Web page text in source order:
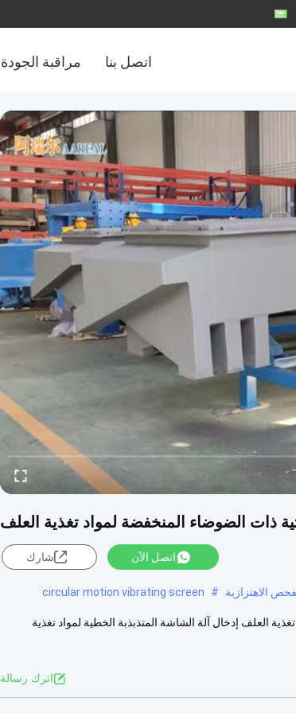
مراقبة الجودة اتصل بنا
ذات الضوضاء المنخفضة لمواد تغذية العلف
اتصل الآن شارك
الاهتزازية #
circular motion vibrating screen
العلف إدخال آلة الشاشة المتذبذبة الخطية لمواد تغذية
اترك رسالة